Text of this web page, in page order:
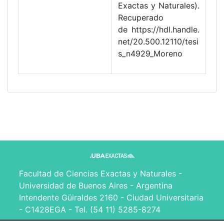
Exactas y Naturales).
Recuperado
de https://hdl.handle.
net/20.500.12110/tesi
s_n4929_Moreno
Facultad de Ciencias Exactas y Naturales -
Universidad de Buenos Aires - Argentina
Intendente Güiraldes 2160 - Ciudad Universitaria
- C1428EGA - Tel. (54 11) 5285-8274